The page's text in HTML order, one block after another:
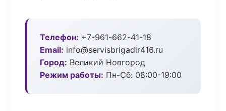
Телефон: +7-961-662-41-18
Email: info@servisbrigadir416.ru
Город: Великий Новгород
Режим работы: Пн-Сб: 08:00-19:00